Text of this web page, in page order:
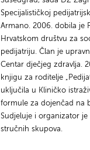
Specijalističkoj
Armano. 2006. dobila je
Hrvatskom društvu za
pedijatriju. Član je
Centar dječjeg zdravlja.
knjigu za roditelje
uključila u Kliničko
formule za dojenčad na
Sudjeluje i organizator
stručnih skupova.